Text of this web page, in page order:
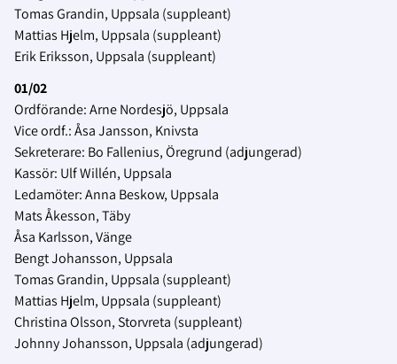
Tomas Grandin, Uppsala (suppleant)
Mattias Hjelm, Uppsala (suppleant)
Erik Eriksson, Uppsala (suppleant)
01/02
Ordförande: Arne Nordesjö, Uppsala
Vice ordf.: Åsa Jansson, Knivsta
Sekreterare: Bo Fallenius, Öregrund (adjungerad)
Kassör: Ulf Willén, Uppsala
Ledamöter: Anna Beskow, Uppsala
Mats Åkesson, Täby
Åsa Karlsson, Vänge
Bengt Johansson, Uppsala
Tomas Grandin, Uppsala (suppleant)
Mattias Hjelm, Uppsala (suppleant)
Christina Olsson, Storvreta (suppleant)
Johnny Johansson, Uppsala (adjungerad)